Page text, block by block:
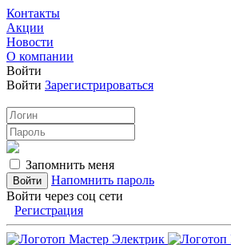
Контакты
Акции
Новости
О компании
Войти
Войти Зарегистрироваться
Запомнить меня
Напомнить пароль
Войти через соц сети
Регистрация